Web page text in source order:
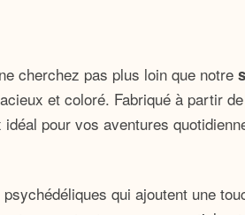
cherchez pas plus loin que notre
et coloré. Fabriqué à partir de
pour vos aventures
qui ajoutent une